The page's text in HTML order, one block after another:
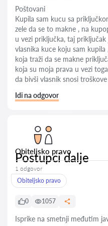
Poštovani
Kupila sam kucu sa
zele da se to makne , na
u vezi priključka, taj
vlasnika kuce koju sam
koja traži da se makne
koja su moja prava u vezi
da bivši vlasnik snosi
Idi na odgovor
Obiteljsko pravo
Postupci dalje
1 odgovor
Obiteljsko pravo
0 1057
Isprike na smetnji međutim